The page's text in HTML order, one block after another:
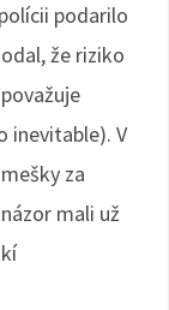
podarilo
že riziko
inevitable). V
za
mali už